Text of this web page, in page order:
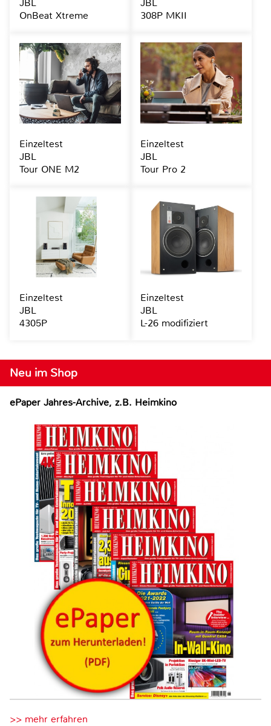
Neu im Shop
ePaper Jahres-Archive, z.B. Heimkino
>> mehr erfahren
OnBeat Xtreme
308P MKII
Einzeltest
JBL
Tour ONE M2
Einzeltest
JBL
Tour Pro 2
Einzeltest
JBL
4305P
Einzeltest
JBL
L-26 modifiziert